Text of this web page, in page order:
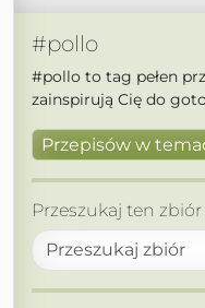
#pollo
#pollo to tag pełen
zainspirują Cię do
Przepisów w
Przeszukaj ten